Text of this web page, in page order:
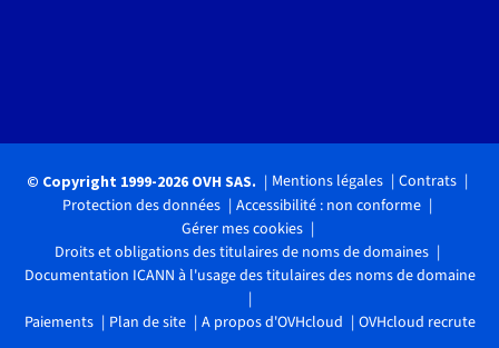
© Copyright 1999-2026 OVH SAS. Mentions légales
Contrats
Protection des données
Accessibilité : non conforme
Gérer mes cookies
Droits et obligations des titulaires de noms de domaines
Documentation ICANN à l'usage des titulaires des noms de domaine
Paiements Plan de site A propos d'OVHcloud OVHcloud recrute